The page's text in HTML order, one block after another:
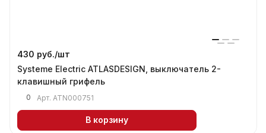
430 руб./шт
Systeme Electric ATLASDESIGN, выключатель 2-
клавишный грифель
0 Арт. ATN000751
В корзину